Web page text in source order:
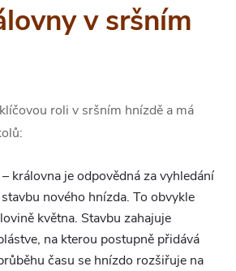
v sršním
roli v sršním hnízdě a má
– královna je odpovědná za vyhledání
nového hnízda. To obvykle
května. Stavbu zahajuje
na kterou postupně přidává
času se hnízdo rozšiřuje na